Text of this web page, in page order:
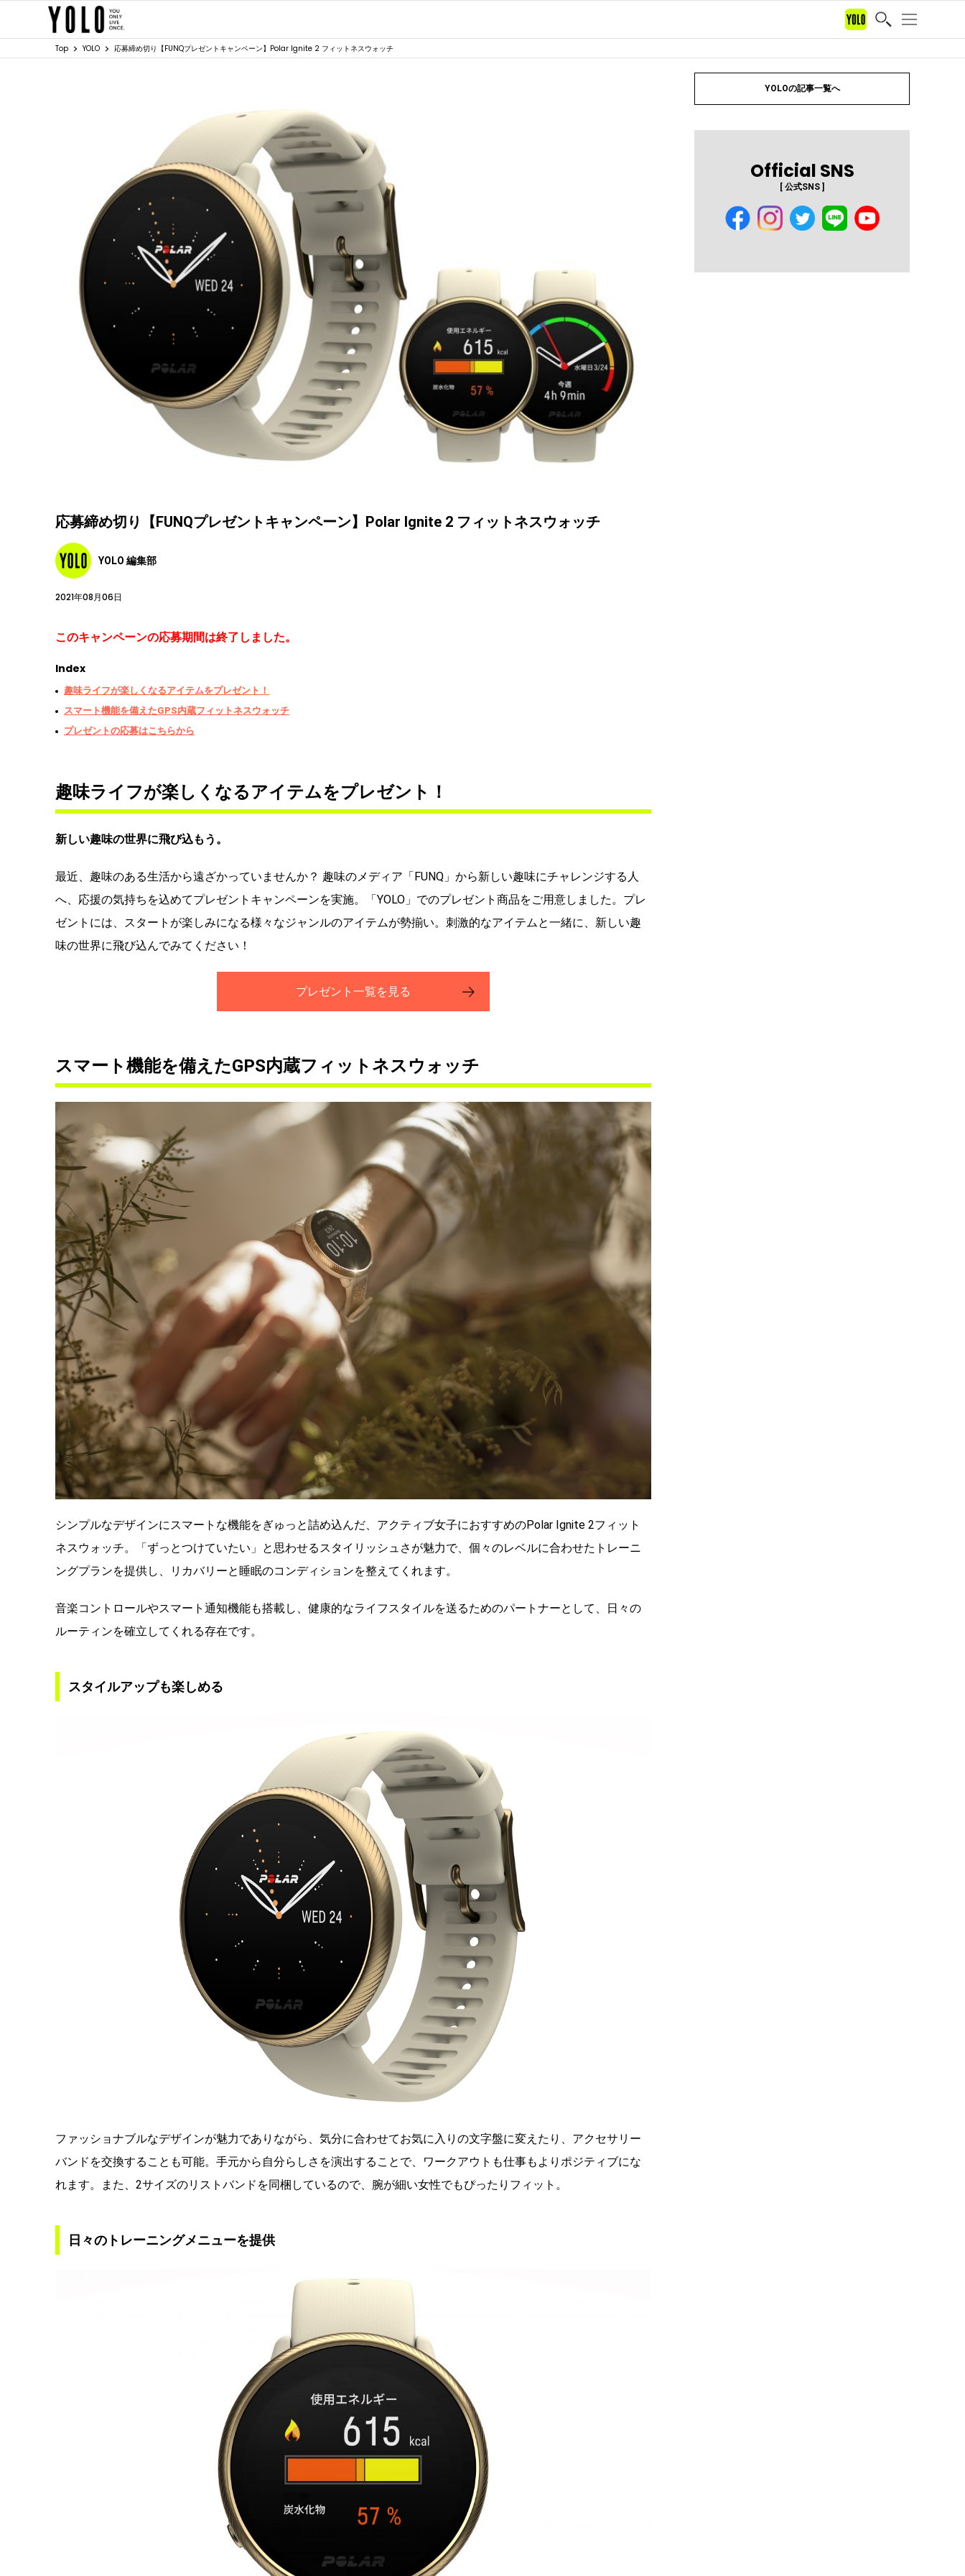
Top YOLO 応募締め切り【FUNQプレゼントキャンペーン】Polar Ignite 2 フィットネスウォッチ
応募締め切り【FUNQプレゼントキャンペーン】Polar Ignite 2 フィットネスウォッチ
YOLO 編集部
2021年08月06日
このキャンペーンの応募期間は終了しました。
Index
趣味ライフが楽しくなるアイテムをプレゼント！
スマート機能を備えたGPS内蔵フィットネスウォッチ
プレゼントの応募はこちらから
趣味ライフが楽しくなるアイテムをプレゼント！
新しい趣味の世界に飛び込もう。
最近、趣味のある生活から遠ざかっていませんか？ 趣味のメディア「FUNQ」から新しい趣味にチャレンジする人
へ、応援の気持ちを込めてプレゼントキャンペーンを実施。「YOLO」でのプレゼント商品をご用意しました。プレ
ゼントには、スタートが楽しみになる様々なジャンルのアイテムが勢揃い。刺激的なアイテムと一緒に、新しい趣
味の世界に飛び込んでみてください！
プレゼント一覧を見る
スマート機能を備えたGPS内蔵フィットネスウォッチ
シンプルなデザインにスマートな機能をぎゅっと詰め込んだ、アクティブ女子におすすめのPolar Ignite 2フィット
ネスウォッチ。「ずっとつけていたい」と思わせるスタイリッシュさが魅力で、個々のレベルに合わせたトレーニ
ングプランを提供し、リカバリーと睡眠のコンディションを整えてくれます。
音楽コントロールやスマート通知機能も搭載し、健康的なライフスタイルを送るためのパートナーとして、日々の
ルーティンを確立してくれる存在です。
スタイルアップも楽しめる
ファッショナブルなデザインが魅力でありながら、気分に合わせてお気に入りの文字盤に変えたり、アクセサリー
バンドを交換することも可能。手元から自分らしさを演出することで、ワークアウトも仕事もよりポジティブにな
れます。また、2サイズのリストバンドを同梱しているので、腕が細い女性でもぴったりフィット。
日々のトレーニングメニューを提供
YOLOの記事一覧へ
Official SNS
[ 公式SNS ]